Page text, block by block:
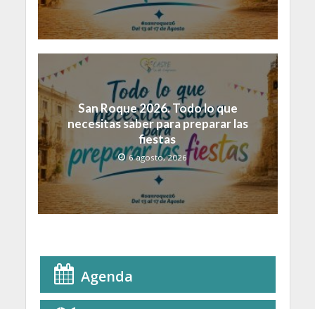
San Roque 2026. Todo lo que
necesitas saber para preparar las
fiestas
6 agosto, 2026
Agenda